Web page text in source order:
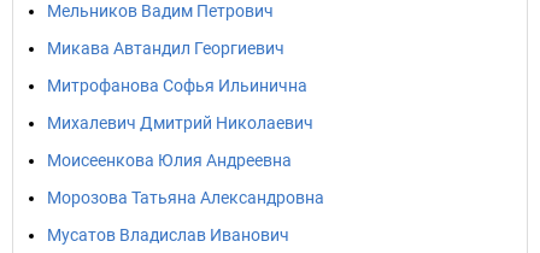
Мельников Вадим Петрович
Микава Автандил Георгиевич
Митрофанова Софья Ильинична
Михалевич Дмитрий Николаевич
Моисеенкова Юлия Андреевна
Морозова Татьяна Александровна
Мусатов Владислав Иванович